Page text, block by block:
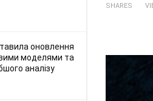
оновлення
моделями та
аналізу
SHARES